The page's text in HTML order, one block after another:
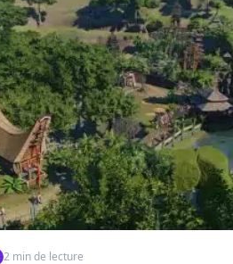
✕
2 min de lecture